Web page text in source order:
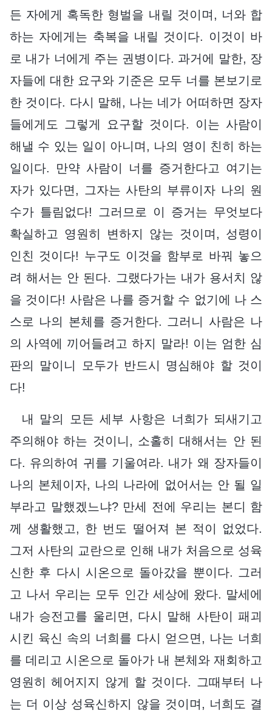
든 자에게 혹독한 형벌을 내릴 것이며, 너와 합
하는 자에게는 축복을 내릴 것이다. 이것이 바
로 내가 너에게 주는 권병이다. 과거에 말한, 장
자들에 대한 요구와 기준은 모두 너를 본보기로
한 것이다. 다시 말해, 나는 네가 어떠하면 장자
들에게도 그렇게 요구할 것이다. 이는 사람이
해낼 수 있는 일이 아니며, 나의 영이 친히 하는
일이다. 만약 사람이 너를 증거한다고 여기는
자가 있다면, 그자는 사탄의 부류이자 나의 원
수가 틀림없다! 그러므로 이 증거는 무엇보다
확실하고 영원히 변하지 않는 것이며, 성령이
인친 것이다! 누구도 이것을 함부로 바꿔 놓으
려 해서는 안 된다. 그랬다가는 내가 용서치 않
을 것이다! 사람은 나를 증거할 수 없기에 나 스
스로 나의 본체를 증거한다. 그러니 사람은 나
의 사역에 끼어들려고 하지 말라! 이는 엄한 심
판의 말이니 모두가 반드시 명심해야 할 것이
다!
내 말의 모든 세부 사항은 너희가 되새기고
주의해야 하는 것이니, 소홀히 대해서는 안 된
다. 유의하여 귀를 기울여라. 내가 왜 장자들이
나의 본체이자, 나의 나라에 없어서는 안 될 일
부라고 말했겠느냐? 만세 전에 우리는 본디 함
께 생활했고, 한 번도 떨어져 본 적이 없었다.
그저 사탄의 교란으로 인해 내가 처음으로 성육
신한 후 다시 시온으로 돌아갔을 뿐이다. 그러
고 나서 우리는 모두 인간 세상에 왔다. 말세에
내가 승전고를 울리면, 다시 말해 사탄이 패괴
시킨 육신 속의 너희를 다시 얻으면, 나는 너희
를 데리고 시온으로 돌아가 내 본체와 재회하고
영원히 헤어지지 않게 할 것이다. 그때부터 나
는 더 이상 성육신하지 않을 것이며, 너희도 결